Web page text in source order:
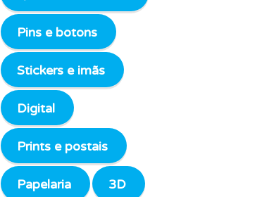
Pins e botons
Stickers e imãs
Digital
Prints e postais
Papelaria 3D